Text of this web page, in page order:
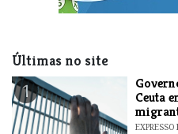
Últimas no site
1
Ceuta